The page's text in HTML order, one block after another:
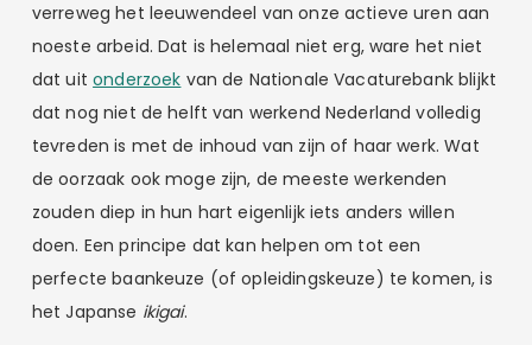
verreweg het leeuwendeel van onze actieve uren aan
noeste arbeid. Dat is helemaal niet erg, ware het niet
dat uitonderzoek van de Nationale Vacaturebank blijkt
dat nog niet de helft van werkend Nederland volledig
tevreden is met de inhoud van zijn of haar werk. Wat
de oorzaak ook moge zijn, de meeste werkenden
zouden diep in hun hart eigenlijk iets anders willen
doen. Een principe dat kan helpen om tot een
perfecte baankeuze (of opleidingskeuze) te komen, is
het Japanse ikigai.